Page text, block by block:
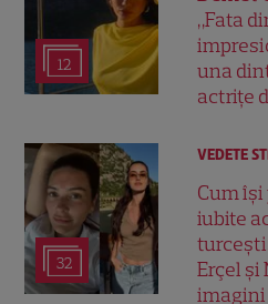
12
„Fata
una
actrițe
32
VEDETE
Cum
iubite
Erçel și
imagini